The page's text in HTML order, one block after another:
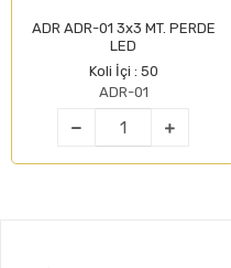
ADR ADR-01 3x3 MT. PERDE
LED
Koli İçi : 50
ADR-01